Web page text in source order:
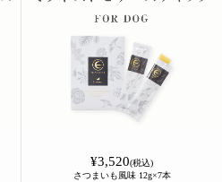
¥3,520(税込)
さつまいも風味 12g×7本